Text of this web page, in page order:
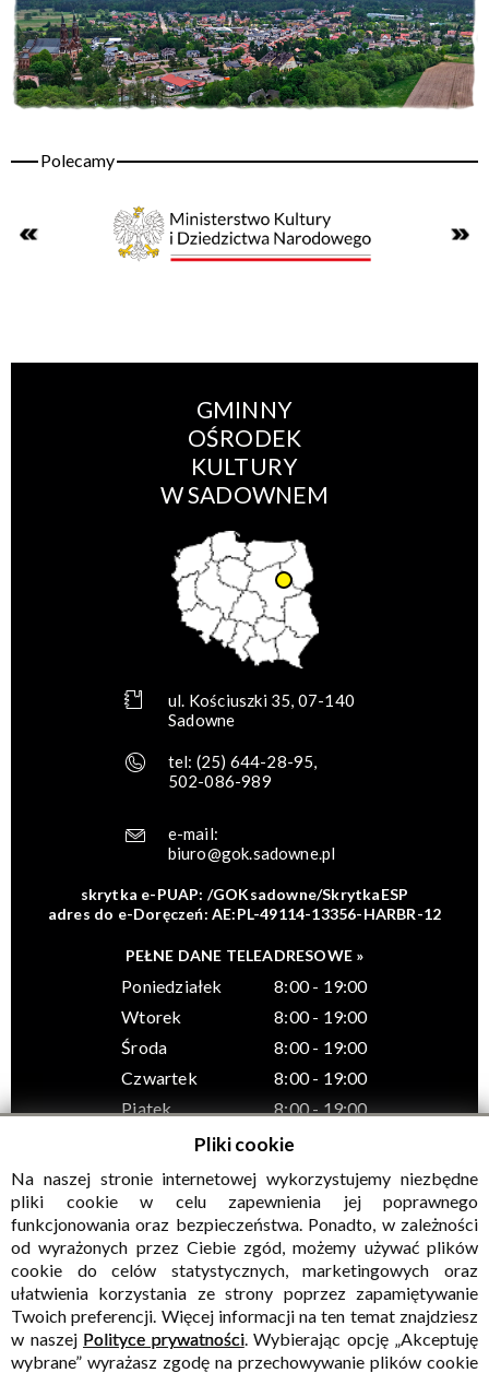
GMINNY
OŚRODEK
KULTURY
W SADOWNEM
ul. Kościuszki 35, 07-140
Sadowne
tel: (25) 644-28-95,
502-086-989
e-mail:
biuro@gok.sadowne.pl
skrytka e-PUAP: /GOKsadowne/SkrytkaESP
adres do e-Doręczeń: AE:PL-49114-13356-HARBR-12
PEŁNE DANE TELEADRESOWE »
Poniedziałek
8:00 - 19:00
Wtorek
8:00 - 19:00
Środa
8:00 - 19:00
Czwartek
8:00 - 19:00
Piątek
8:00 - 19:00
© Wszelkie prawa zastrzeżone, Gminny Ośrodek Kultury w
Sadownem
Pliki cookie
Na naszej stronie internetowej wykorzystujemy niezbędne
pliki cookie w celu zapewnienia jej poprawnego
funkcjonowania oraz bezpieczeństwa. Ponadto, w zależności
od wyrażonych przez Ciebie zgód, możemy używać plików
cookie do celów statystycznych, marketingowych oraz
ułatwienia korzystania ze strony poprzez zapamiętywanie
Twoich preferencji. Więcej informacji na ten temat znajdziesz
w naszej Polityce prywatności. Wybierając opcję „Akceptuję
wybrane” wyrażasz zgodę na przechowywanie plików cookie